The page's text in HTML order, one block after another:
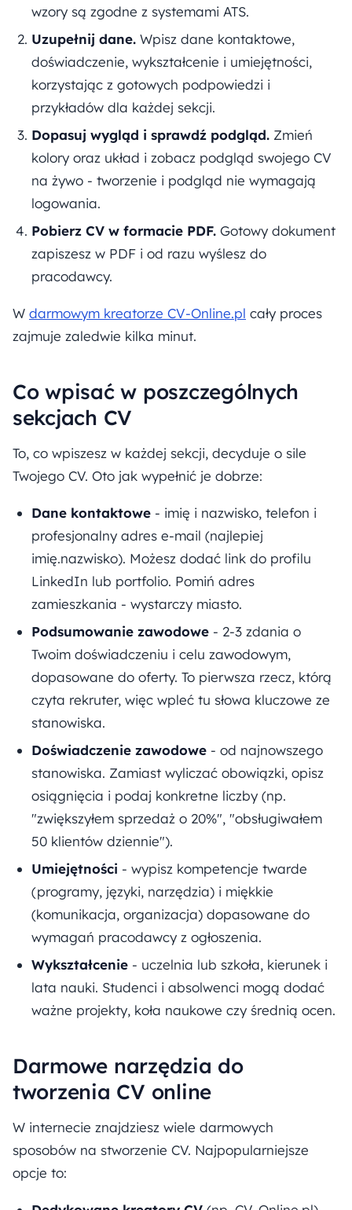
wzory są zgodne z systemami ATS.
Uzupełnij dane. Wpisz dane kontaktowe,
doświadczenie, wykształcenie i umiejętności,
korzystając z gotowych podpowiedzi i
przykładów dla każdej sekcji.
Dopasuj wygląd i sprawdź podgląd. Zmień
kolory oraz układ i zobacz podgląd swojego CV
na żywo - tworzenie i podgląd nie wymagają
logowania.
Pobierz CV w formacie PDF. Gotowy dokument
zapiszesz w PDF i od razu wyślesz do
pracodawcy.
W darmowym kreatorze CV-Online.pl cały proces
zajmuje zaledwie kilka minut.
Co wpisać w poszczególnych
sekcjach CV
To, co wpiszesz w każdej sekcji, decyduje o sile
Twojego CV. Oto jak wypełnić je dobrze:
Dane kontaktowe - imię i nazwisko, telefon i
profesjonalny adres e-mail (najlepiej
imię.nazwisko). Możesz dodać link do profilu
LinkedIn lub portfolio. Pomiń adres
zamieszkania - wystarczy miasto.
Podsumowanie zawodowe - 2-3 zdania o
Twoim doświadczeniu i celu zawodowym,
dopasowane do oferty. To pierwsza rzecz, którą
czyta rekruter, więc wpleć tu słowa kluczowe ze
stanowiska.
Doświadczenie zawodowe - od najnowszego
stanowiska. Zamiast wyliczać obowiązki, opisz
osiągnięcia i podaj konkretne liczby (np.
"zwiększyłem sprzedaż o 20%", "obsługiwałem
50 klientów dziennie").
Umiejętności - wypisz kompetencje twarde
(programy, języki, narzędzia) i miękkie
(komunikacja, organizacja) dopasowane do
wymagań pracodawcy z ogłoszenia.
Wykształcenie - uczelnia lub szkoła, kierunek i
lata nauki. Studenci i absolwenci mogą dodać
ważne projekty, koła naukowe czy średnią ocen.
Darmowe narzędzia do
tworzenia CV online
W internecie znajdziesz wiele darmowych
sposobów na stworzenie CV. Najpopularniejsze
opcje to: